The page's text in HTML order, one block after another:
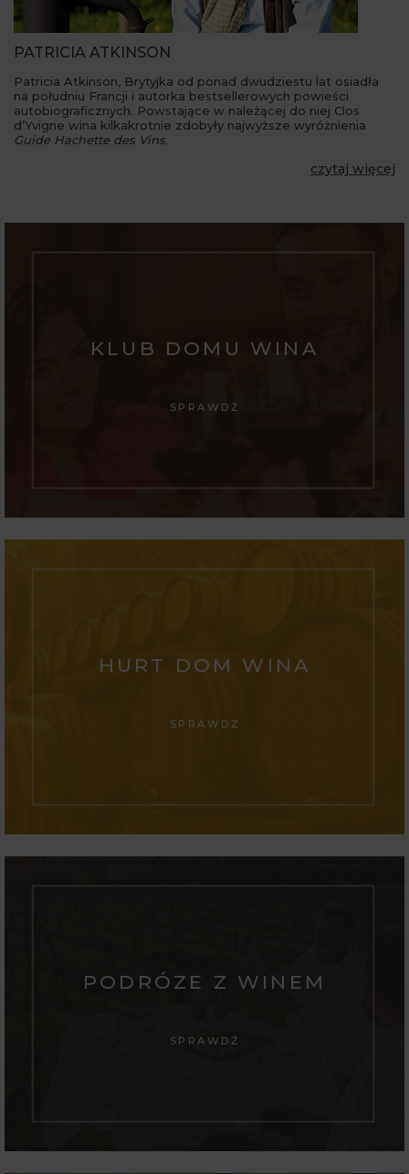
PATRICIA ATKINSON
Patricia Atkinson, Brytyjka od ponad dwudziestu lat osiadła
na południu Francji i autorka bestsellerowych powieści
autobiograficznych. Powstające w należącej do niej Clos
d’Yvigne wina kilkakrotnie zdobyły najwyższe wyróżnienia
Guide Hachette des Vins.
czytaj więcej
KLUB DOMU WINA
SPRAWDŹ
HURT DOM WINA
SPRAWDŹ
PODRÓZE Z WINEM
SPRAWDŹ